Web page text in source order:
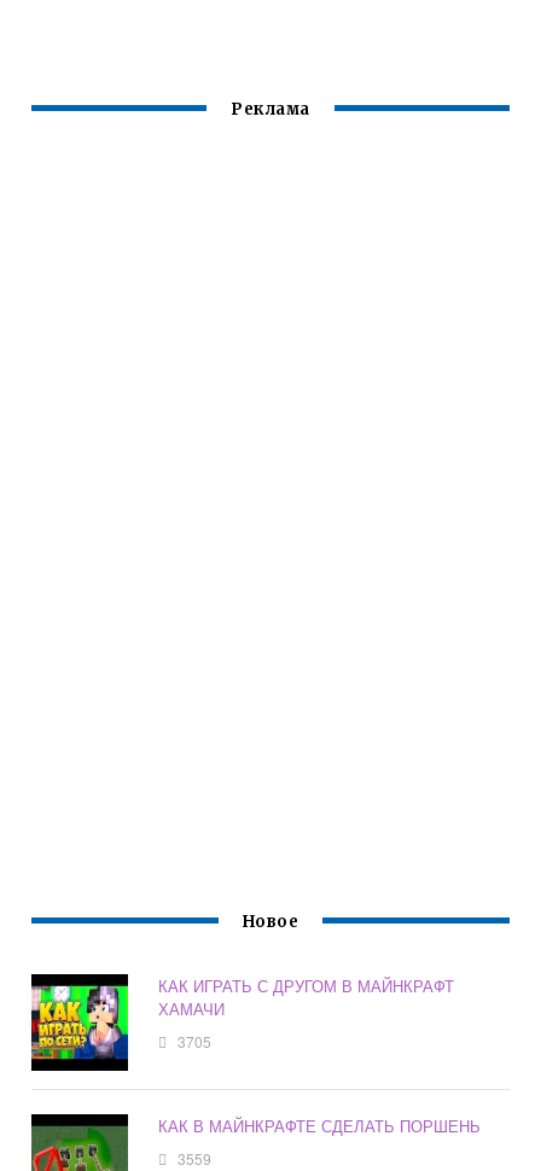
Реклама
Новое
КАК ИГРАТЬ С ДРУГОМ В МАЙНКРАФТ
ХАМАЧИ
3705
КАК В МАЙНКРАФТЕ СДЕЛАТЬ ПОРШЕНЬ
3559